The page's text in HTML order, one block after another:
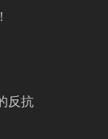
反抗